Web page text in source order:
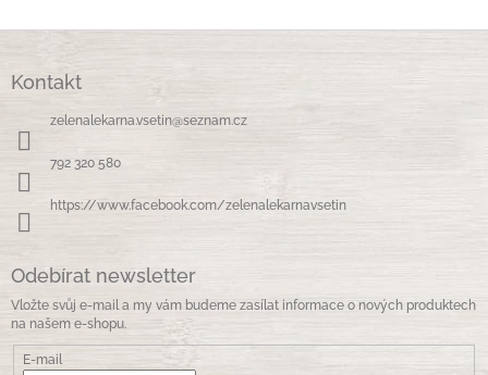
Kontakt
zelenalekarna.vsetin@seznam.cz
792 320 580
https://www.facebook.com/zelenalekarnavsetin
Odebírat newsletter
Vložte svůj e-mail a my vám budeme zasílat informace o nových produktech
na našem e-shopu.
E-mail